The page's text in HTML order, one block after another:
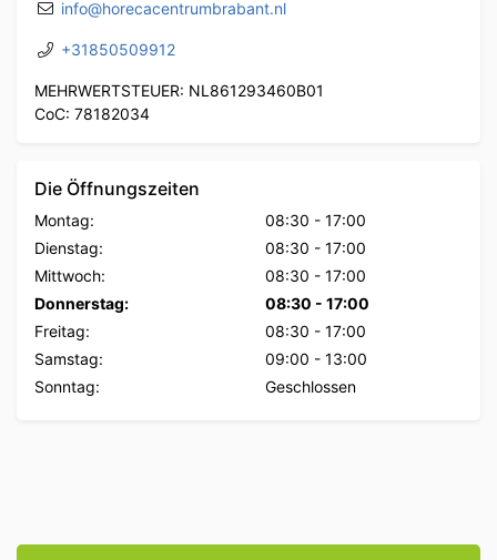
info@horecacentrumbrabant.nl
+31850509912
MEHRWERTSTEUER: NL861293460B01
CoC: 78182034
Die Öffnungszeiten
Montag: 08:30 - 17:00
Dienstag:
08:30 - 17:00
Mittwoch:
08:30 - 17:00
Donnerstag:
08:30 - 17:00
Freitag:
08:30 - 17:00
Samstag:
09:00 - 13:00
Sonntag:
Geschlossen